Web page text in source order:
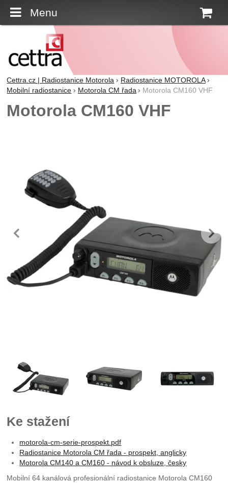
Menu
Cettra.cz | Radiostanice Motorola
Radiostanice MOTOROLA
Mobilní radiostanice
Motorola CM řada Motorola CM160 VHF
Motorola CM160 VHF
předchozí
Fotografie
Ke stažení
motorola-cm-serie-prospekt.pdf
Radiostanice Motorola CM řada - prospekt, anglicky
Motorola CM140 a CM160 - návod k obsluze, česky
Mobilní 64 kanálová profesionální radiostanice Motorola CM160